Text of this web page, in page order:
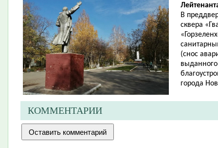
В
сквера
(снос
города
КОММЕНТАРИИ